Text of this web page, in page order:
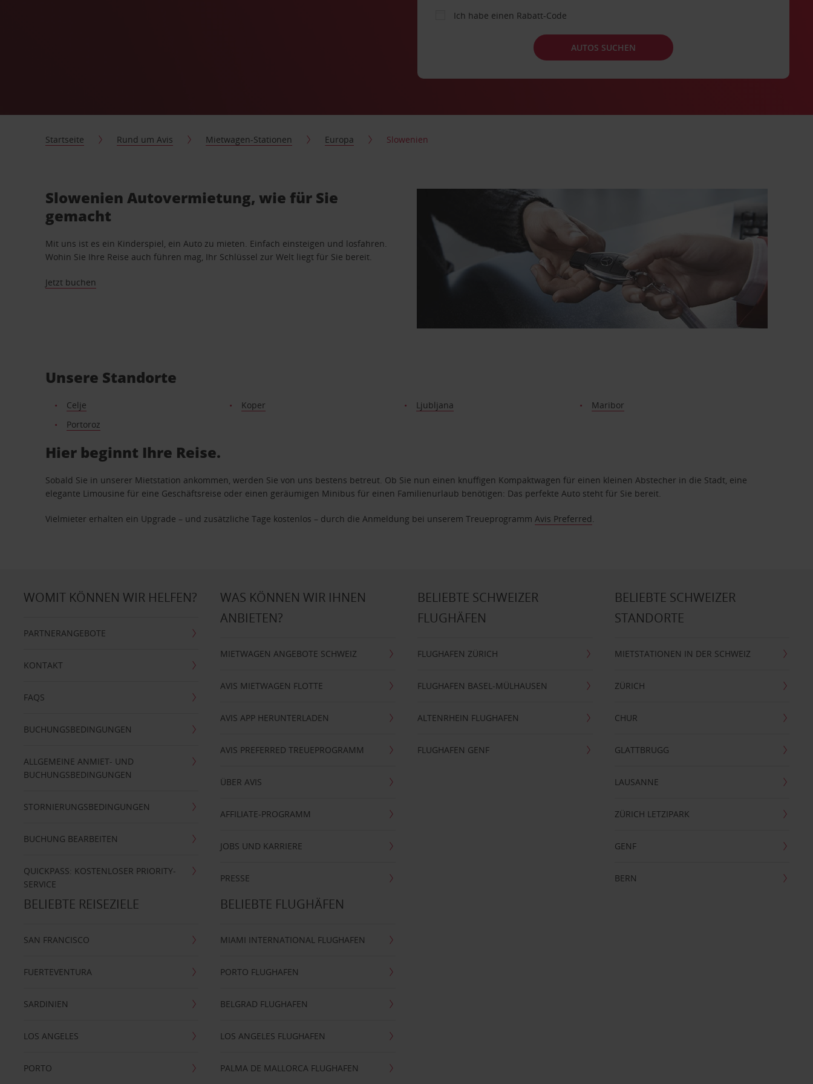
Ich habe einen Rabatt-Code
AUTOS SUCHEN
Startseite Rund um Avis Mietwagen-Stationen Europa Slowenien
Slowenien Autovermietung, wie für Sie
gemacht
Mit uns ist es ein Kinderspiel, ein Auto zu mieten. Einfach einsteigen und losfahren.
Wohin Sie Ihre Reise auch führen mag, Ihr Schlüssel zur Welt liegt für Sie bereit.
Jetzt buchen
Unsere Standorte
Celje Koper Ljubljana
Maribor
Portoroz
Hier beginnt Ihre Reise.
Sobald Sie in unserer Mietstation ankommen, werden Sie von uns bestens betreut. Ob Sie nun einen knuffigen Kompaktwagen für einen kleinen Abstecher in die Stadt, eine
elegante Limousine für eine Geschäftsreise oder einen geräumigen Minibus für einen Familienurlaub benötigen: Das perfekte Auto steht für Sie bereit.
Vielmieter erhalten ein Upgrade – und zusätzliche Tage kostenlos – durch die Anmeldung bei unserem TreueprogrammAvis Preferred.
WOMIT KÖNNEN WIR HELFEN?
PARTNERANGEBOTE
KONTAKT
FAQS
BUCHUNGSBEDINGUNGEN
ALLGEMEINE ANMIET- UND
BUCHUNGSBEDINGUNGEN
STORNIERUNGSBEDINGUNGEN
BUCHUNG BEARBEITEN
QUICKPASS: KOSTENLOSER PRIORITY-
SERVICE
WAS KÖNNEN WIR IHNEN
ANBIETEN?
MIETWAGEN ANGEBOTE SCHWEIZ
AVIS MIETWAGEN FLOTTE
AVIS APP HERUNTERLADEN
AVIS PREFERRED TREUEPROGRAMM
ÜBER AVIS
AFFILIATE-PROGRAMM
JOBS UND KARRIERE
PRESSE
BELIEBTE SCHWEIZER
FLUGHÄFEN
FLUGHAFEN ZÜRICH
FLUGHAFEN BASEL-MÜLHAUSEN
ALTENRHEIN FLUGHAFEN
FLUGHAFEN GENF
BELIEBTE SCHWEIZER
STANDORTE
MIETSTATIONEN IN DER SCHWEIZ
ZÜRICH
CHUR
GLATTBRUGG
LAUSANNE
ZÜRICH LETZIPARK
GENF
BERN
BELIEBTE REISEZIELE
SAN FRANCISCO
FUERTEVENTURA
SARDINIEN
LOS ANGELES
PORTO
BELIEBTE FLUGHÄFEN
MIAMI INTERNATIONAL FLUGHAFEN
PORTO FLUGHAFEN
BELGRAD FLUGHAFEN
LOS ANGELES FLUGHAFEN
PALMA DE MALLORCA FLUGHAFEN